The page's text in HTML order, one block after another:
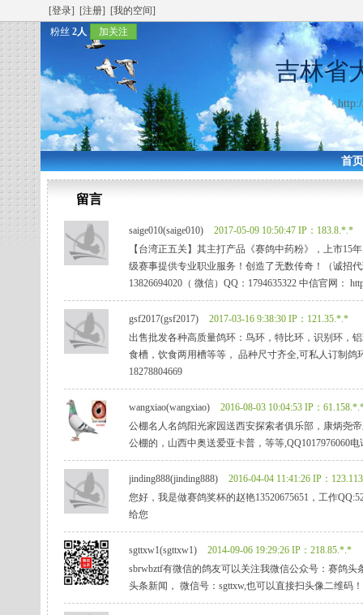
[登录] [注册]
[我的空间]
粉丝 2人 加关注
吉林省
首
留言
saige010(saige010) 2017-05-09 10:50:47 IP：183.8.*.*
【台湾正五关】其主打产品《赛鸽中药粉》，上市15
级赛事提供专业职业服务！创造了无数传奇！（诚招
13826694020（ 微信）QQ：1794635322 中信官网：
gsf2017(gsf2017) 2017-03-16 9:38:30 IP：121.35.*.*
出售批发各种高质量鸽环：鸟环，特比环，识别环，
食槽，饮食两用槽等等， 品种尺寸齐全,可私人订制鸽
18278804669
wangxiao(wangxiao) 2016-08-03 10:04:53 IP：
公棚名人名鸽阳光家园送西安探索者俱乐部，康炳尧
公棚的，山西中奥送爱亚卡普，等等,QQ1017976060电
jinding888(jinding888) 2016-04-04 11:41:26 IP：
您好，我是做赛鸽奖杯的赵艳13520675651，工作
给您
sgttxw1(sgttxw1) 2014-09-06 19:29:26 IP：218.85.*.*
sbrwbztf有微信的鸽友可以关注我微信公众号：赛鸽
头条新闻， 微信号：sgttxw,也可以直接扫头像二维码